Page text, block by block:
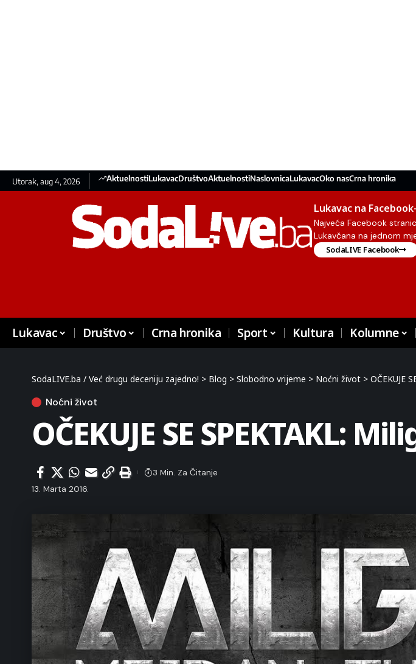
Utorak, aug 4, 2026 AktuelnostiLukavacDruštvoAktuelnostiNaslovnicaLukavacOko nasCrna hronika
Lukavac na
Najveća Facebook
Lukavčana na jednom
SodaLIVE Facebook
Lukavac Društvo Crna hronika Sport Kultura Kolumne
SodaLIVE.ba / Već drugu deceniju zajedno! > Blog > Slobodno vrijeme > Noćni život > OČEKUJE
Noćni život
OČEKUJE SE SPEKTAKL:
13. Marta 2016.
3 Min. Za Čitanje